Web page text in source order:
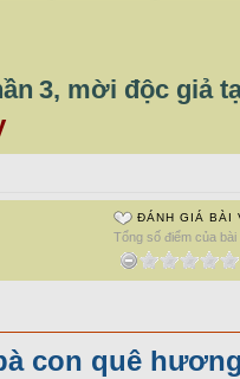
3, mời độc giả
ĐÁNH GIÁ BÀI
Tổng số điểm của
con quê